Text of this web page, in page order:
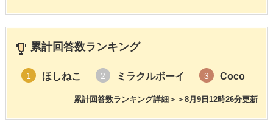
累計回答数ランキング
1 ほしねこ 2 ミラクルボーイ 3 Coco
8月9日12時26分更新
累計回答数ランキング詳細＞＞